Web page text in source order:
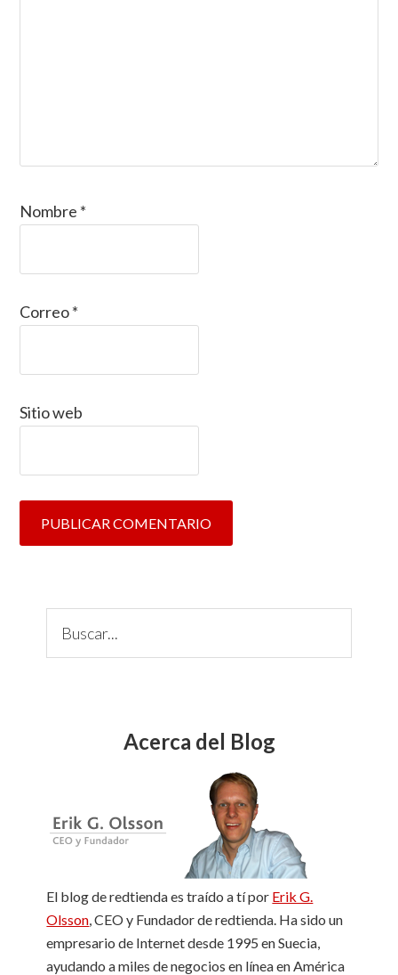
Nombre *
Correo*
Sitio web
Sidebar
e
Acerca del Blog
El blog de redtienda es traído a tí por Erik G.
Olsson , CEO y Fundador de redtienda. Ha sido un
empresario de Internet desde 1995 en Suecia,
ayudando a miles de negocios en línea en América